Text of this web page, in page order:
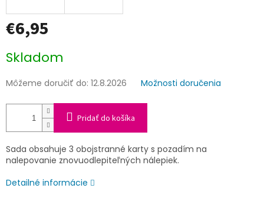
€6,95
cena:
Skladom
Môžeme doručiť do: 12.8.2026 Možnosti doručenia
Pridať do košíka
Sada obsahuje 3 obojstranné karty s pozadím na
nalepovanie znovuodlepiteľných nálepiek.
Detailné informácie